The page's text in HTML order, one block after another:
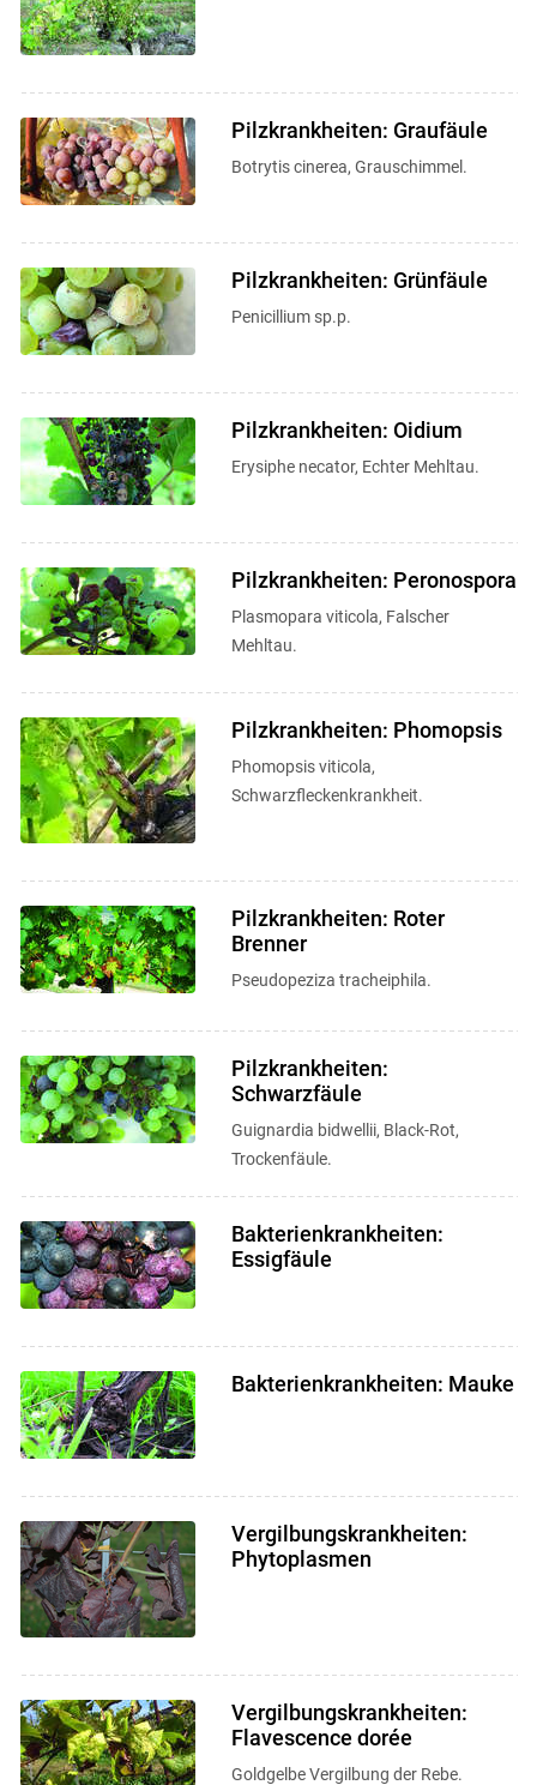
Pilzkrankheiten: Graufäule
Botrytis cinerea, Grauschimmel.
Pilzkrankheiten: Grünfäule
Penicillium sp.p.
Pilzkrankheiten: Oidium
Erysiphe necator, Echter Mehltau.
Pilzkrankheiten: Peronospora
Plasmopara viticola, Falscher
Mehltau.
Pilzkrankheiten: Phomopsis
Phomopsis viticola,
Schwarzfleckenkrankheit.
Pilzkrankheiten: Roter
Brenner
Pseudopeziza tracheiphila.
Pilzkrankheiten:
Schwarzfäule
Guignardia bidwellii, Black-Rot,
Trockenfäule.
Bakterienkrankheiten:
Essigfäule
Bakterienkrankheiten: Mauke
Vergilbungskrankheiten:
Phytoplasmen
Vergilbungskrankheiten:
Flavescence dorée
Goldgelbe Vergilbung der Rebe.